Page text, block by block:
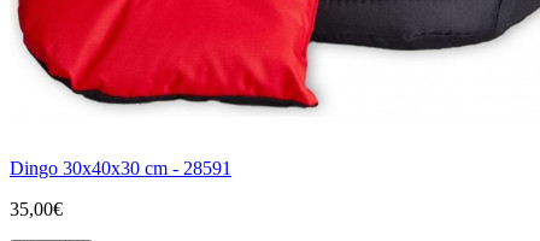
Dingo 30x40x30 cm - 28591
35,00€